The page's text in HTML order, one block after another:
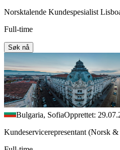
Norsktalende Kundespesialist
Full-time
Søk nå
Bulgaria, SofiaOpprettet:
Kundeservicerepresentant (Norsk